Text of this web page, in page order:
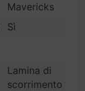
Mavericks
Sì
Lamina di
scorrimento